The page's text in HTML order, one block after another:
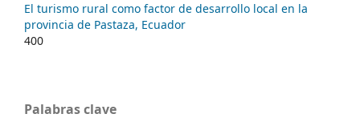
El turismo rural como factor de desarrollo local en la
provincia de Pastaza, Ecuador
400
Palabras clave